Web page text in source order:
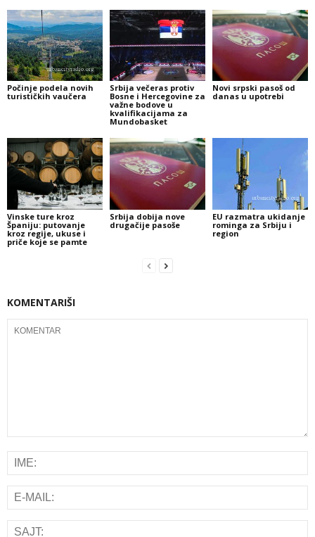
Počinje podela novih
turističkih vaučera
Srbija večeras protiv
Bosne i Hercegovine za
važne bodove u
kvalifikacijama za
Mundobasket
Novi srpski pasoš od
danas u upotrebi
Vinske ture kroz
Španiju: putovanje
kroz regije, ukuse i
priče koje se pamte
Srbija dobija nove
drugačije pasoše
EU razmatra ukidanje
rominga za Srbiju i
region
KOMENTARIŠI